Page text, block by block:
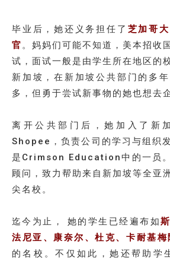
毕业后，她还义务担任了 芝加哥
官。妈妈们可能不知道，美本招收
试，面试一般是由学生所在地区的
新加坡，在新加坡公共部门的多
多，但勇于尝试新事物的她也想去
离开公共部门后，她加入了新
Shopee，负责公司的学习与组织
是Crimson Education中的一员
顾问，致力帮助来自新加坡等全亚
尖名校。
迄今为止， 她的学生已经遍布如
法尼亚、康奈尔、杜克、卡耐基梅
的名校。不仅如此，她还帮助学